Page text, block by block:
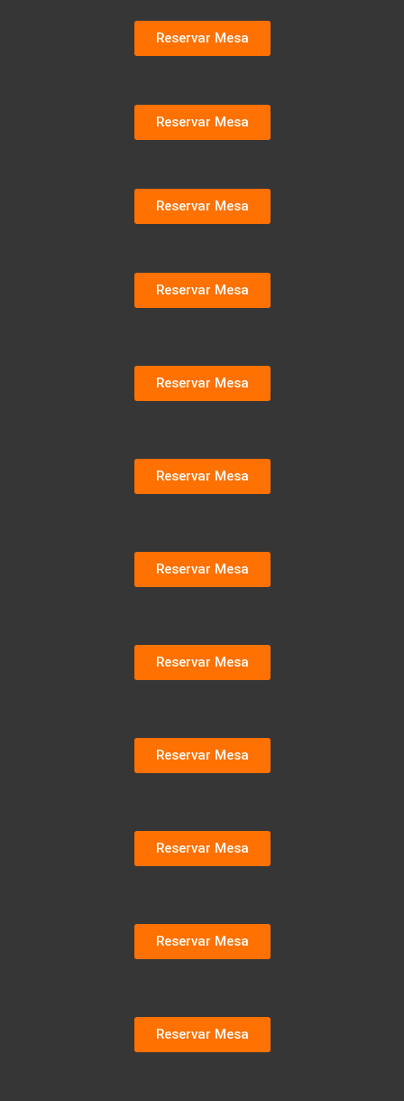
Reservar Mesa
Reservar Mesa
Reservar Mesa
Reservar Mesa
Reservar Mesa
Reservar Mesa
Reservar Mesa
Reservar Mesa
Reservar Mesa
Reservar Mesa
Reservar Mesa
Reservar Mesa